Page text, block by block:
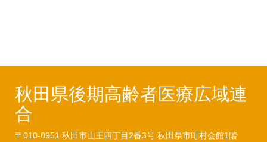
秋田県後期高齢者医療広域連
合
〒010-0951 秋田市山王四丁目2番3号 秋田県市町村会館1階